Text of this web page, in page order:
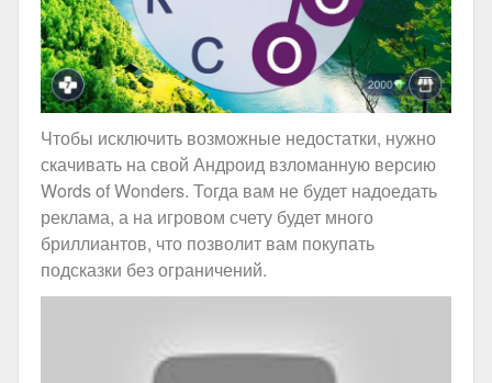
Чтобы исключить возможные недостатки, нужно
скачивать на свой Андроид взломанную версию
Words of Wonders. Тогда вам не будет надоедать
реклама, а на игровом счету будет много
бриллиантов, что позволит вам покупать
подсказки без ограничений.